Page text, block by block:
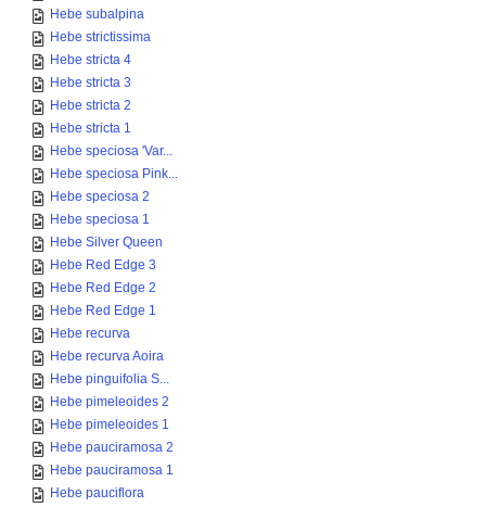
Hebe subalpina
Hebe strictissima
Hebe stricta 4
Hebe stricta 3
Hebe stricta 2
Hebe stricta 1
Hebe speciosa 'Var...
Hebe speciosa Pink...
Hebe speciosa 2
Hebe speciosa 1
Hebe Silver Queen
Hebe Red Edge 3
Hebe Red Edge 2
Hebe Red Edge 1
Hebe recurva
Hebe recurva Aoira
Hebe pinguifolia S...
Hebe pimeleoides 2
Hebe pimeleoides 1
Hebe pauciramosa 2
Hebe pauciramosa 1
Hebe pauciflora